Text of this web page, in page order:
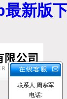
新版
产品展示
联系人:周寒军
电话: